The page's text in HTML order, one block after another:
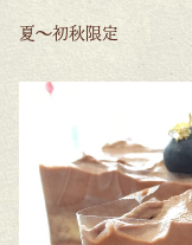
夏～初秋限定